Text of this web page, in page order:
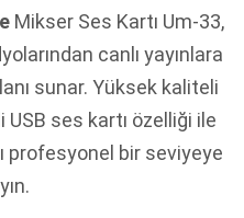
Mikser Ses Kartı Um-33,
canlı yayınlara
sunar. Yüksek kaliteli
USB ses kartı özelliği ile
profesyonel bir seviyeye